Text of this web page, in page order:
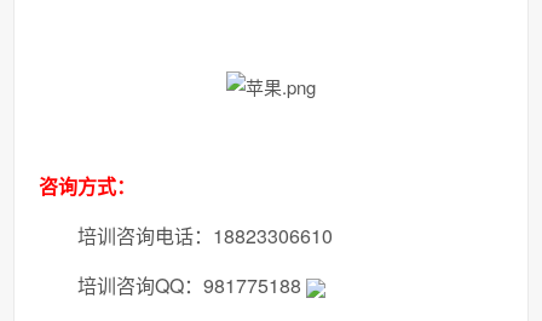
咨询方式：
培训咨询电话：18823306610
培训咨询QQ：981775188